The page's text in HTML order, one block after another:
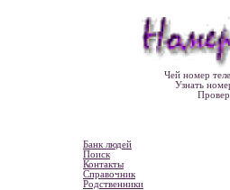
Чей номер
Узнать
Банк людей
Поиск
Контакты
Справочник
Родственники